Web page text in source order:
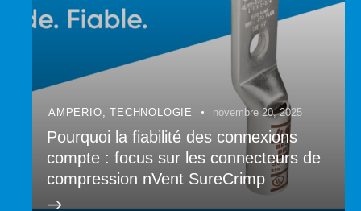
AMPERIO,TECHNOLOGIE novembre 20, 2025
Pourquoi la fiabilité des connexions
compte : focus sur les connecteurs de
compression nVent SureCrimp